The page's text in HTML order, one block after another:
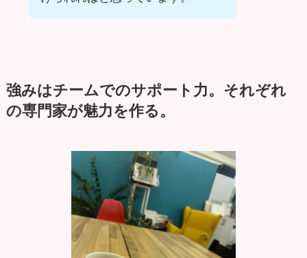
強みはチームでのサポート力。それぞれ
の専門家が魅力を作る。